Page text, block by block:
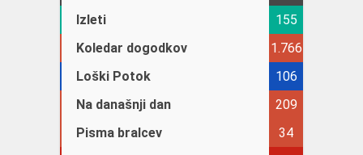
Izleti
155
Koledar dogodkov
1.766
Loški Potok
106
Na današnji dan
209
Pisma bralcev
34